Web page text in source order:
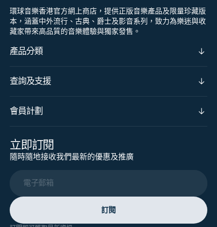
環球音樂香港官方網上商店，提供正版音樂產品及限量珍藏版
本，涵蓋中外流行、古典、爵士及影音系列，致力為樂迷與收
藏家帶來高品質的音樂體驗與獨家發售。
產品分類
查詢及支援
會員計劃
立即訂閱
隨時隨地接收我們最新的優惠及推廣
電子郵箱
訂閱